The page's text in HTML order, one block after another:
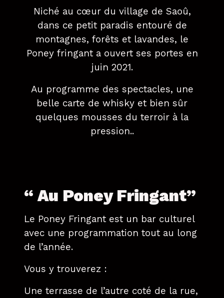
Niché au cœur du village de Saoû,
dans ce petit paradis entouré de
montagnes, forêts et lavandes, le
Poney fringant a ouvert ses portes en
juin 2021.
Au programme des spectacles, une
belle carte de whisky et bien sûr
quelques mousses du terroir à la
pression..
“ Au Poney Fringant”
Le Poney Fringant est un bar culturel
avec une programmation tout au long
de l’année.
Vous y trouverez :
Une terrasse de l’autre coté de la rue,